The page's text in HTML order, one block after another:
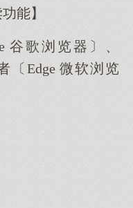
能】
谷歌浏览器〕、
〔Edge 微软浏览